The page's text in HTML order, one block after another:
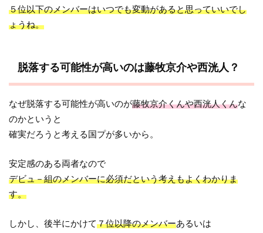
５位以下のメンバーはいつでも変動があると思っていいでし
ょうね。
脱落する可能性が高いのは藤牧京介や西洸人？
なぜ脱落する可能性が高いのが藤牧京介くんや西洸人くんな
のかというと
確実だろうと考える国プが多いから。
安定感のある両者なので
デビュ－組のメンバーに必須だという考えもよくわかりま
す。
しかし、後半にかけて７位以降のメンバーあるいは